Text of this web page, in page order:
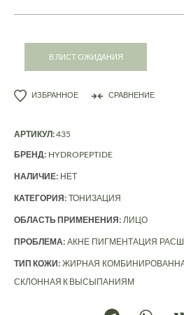
В ЛИСТ ОЖИДАНИЯ
ИЗБРАННОЕ СРАВНЕНИЕ
АРТИКУЛ:435
БРЕНД: HYDROPEPTIDE
НАЛИЧИЕ: НЕТ
КАТЕГОРИЯ: ТОНИЗАЦИЯ
ОБЛАСТЬ ПРИМЕНЕНИЯ: ЛИЦО
ПРОБЛЕМА: АКНЕ ПИГМЕНТАЦИЯ
ТИП КОЖИ: ЖИРНАЯ
СКЛОННАЯ К ВЫСЫПАНИЯМ